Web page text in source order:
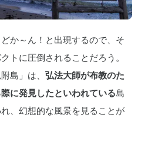
か～ん！と出現するので、そ
トに圧倒されることだろう。
島」は、 弘法大師が布教のた
に発見したといわれている島
、幻想的な風景を見ることが